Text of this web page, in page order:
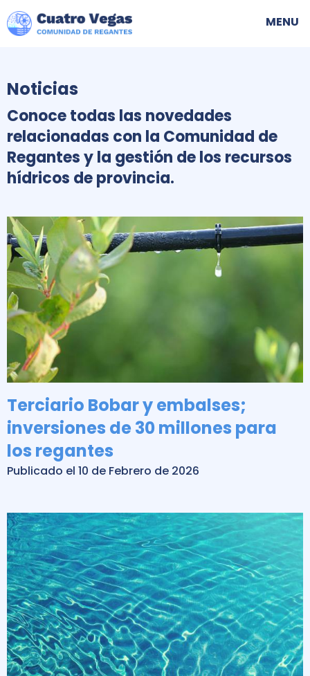
Skip
to
main
MENU
Noticias
Conoce todas las novedades
relacionadas con la Comunidad de
Regantes y la gestión de los recursos
hídricos de provincia.
Terciario Bobar y embalses;
inversiones de 30 millones para
los regantes
Publicado el 10 de Febrero de 2026